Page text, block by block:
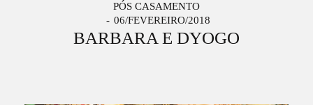
PÓS CASAMENTO
06/FEVEREIRO/2018
BARBARA E DYOGO